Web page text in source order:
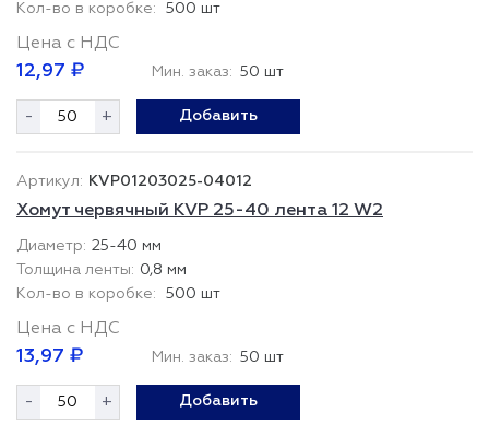
500 шт
Цена с НДС
12,97 ₽ Мин. заказ: 50 шт
- + Добавить
KVP01203025-04012
Хомут червячный KVP 25-40 лента 12 W2
25-40 мм
0,8 мм
500 шт
Цена с НДС
13,97 ₽ Мин. заказ: 50 шт
- + Добавить